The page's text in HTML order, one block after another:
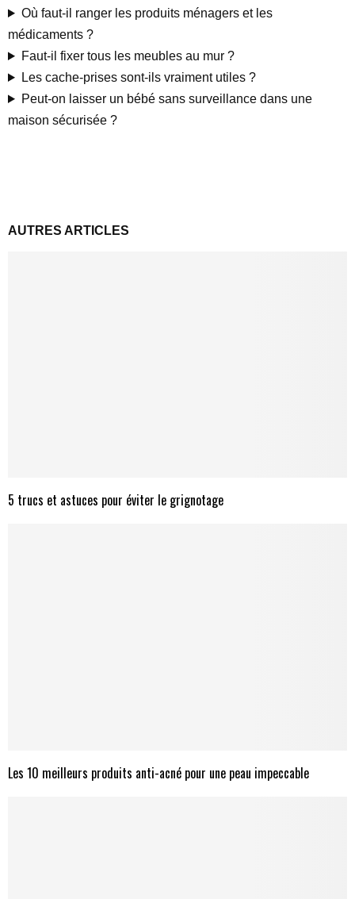
Où faut-il ranger les produits ménagers et les
médicaments ?
Faut-il fixer tous les meubles au mur ?
Les cache-prises sont-ils vraiment utiles ?
Peut-on laisser un bébé sans surveillance dans une
maison sécurisée ?
AUTRES ARTICLES
5 trucs et astuces pour éviter le grignotage
Les 10 meilleurs produits anti-acné pour une peau impeccable